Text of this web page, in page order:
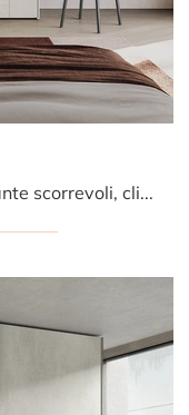
Se vuoi armadiature a muro con ante scorrevoli, clicca e scopri l'armadio Riviera U125 di Colombini Casa in melaminico.